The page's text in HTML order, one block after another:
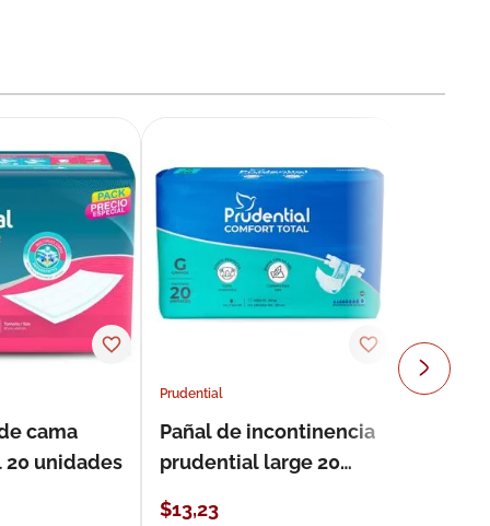
cama
unidades
Prudential
Pañal de incontinencia
prudential large 20
$13,23